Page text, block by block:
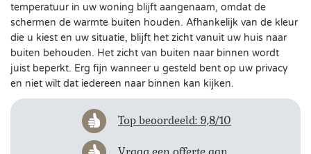
temperatuur in uw woning blijft aangenaam, omdat de
schermen de warmte buiten houden. Afhankelijk van de kleur
die u kiest en uw situatie, blijft het zicht vanuit uw huis naar
buiten behouden. Het zicht van buiten naar binnen wordt
juist beperkt. Erg fijn wanneer u gesteld bent op uw privacy
en niet wilt dat iedereen naar binnen kan kijken.
Top beoordeeld: 9,8/10